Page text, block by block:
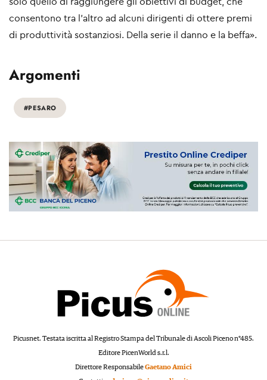
consentono tra l'altro ad alcuni dirigenti di ottere premi
di produttività sostanziosi. Della serie il danno e la beffa».
Argomenti
#PESARO
Picusnet. Testata iscritta al Registro Stampa del Tribunale di Ascoli Piceno n°485.
Editore PicenWorld s.r.l.
Direttore ResponsabileGaetano Amici